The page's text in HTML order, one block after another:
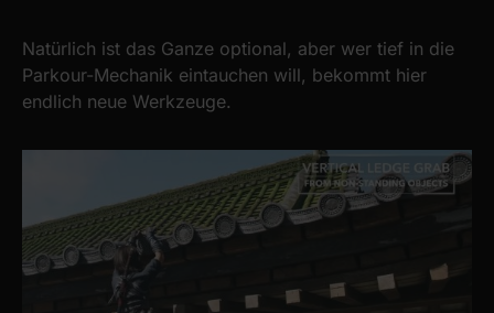
Natürlich ist das Ganze optional, aber wer tief in die
Parkour-Mechanik eintauchen will, bekommt hier
endlich neue Werkzeuge.